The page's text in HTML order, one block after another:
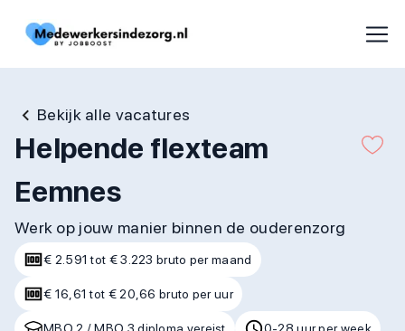
Bekijk alle vacatures
Helpende flexteam
Eemnes
Werk op jouw manier binnen de ouderenzorg
€ 2.591 tot € 3.223 bruto per maand
€ 16,61 tot € 20,66 bruto per uur